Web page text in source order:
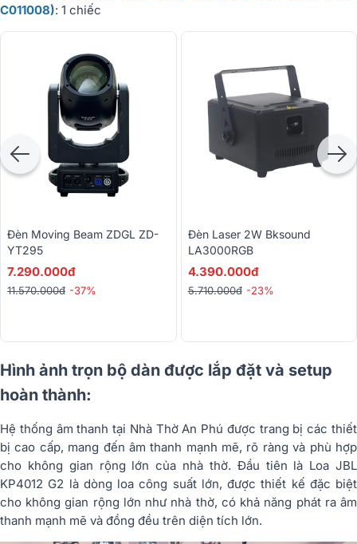
C011008): 1 chiếc
Đèn Moving Beam ZDGL ZD-
YT295
7.290.000đ
11.570.000đ -37%
Đèn Laser 2W Bksound
LA3000RGB
4.390.000đ
5.710.000đ -23%
Hình ảnh trọn bộ dàn được lắp đặt và setup
hoàn thành:
Hệ thống âm thanh tại Nhà Thờ An Phú được trang bị các thiết
bị cao cấp, mang đến âm thanh mạnh mẽ, rõ ràng và phù hợp
cho không gian rộng lớn của nhà thờ. Đầu tiên là Loa JBL
KP4012 G2 là dòng loa công suất lớn, được thiết kế đặc biệt
cho không gian rộng lớn như nhà thờ, có khả năng phát ra âm
thanh mạnh mẽ và đồng đều trên diện tích lớn.